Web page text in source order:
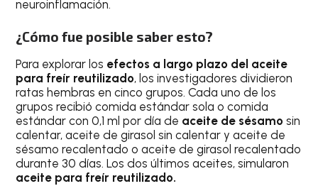
neuroinflamación.
¿Cómo fue posible saber esto?
Para explorar los efectos a largo plazo del aceite
para freír reutilizado, los investigadores dividieron
ratas hembras en cinco grupos. Cada uno de los
grupos recibió comida estándar sola o comida
estándar con 0,1 ml por día de aceite de sésamo sin
calentar, aceite de girasol sin calentar y aceite de
sésamo recalentado o aceite de girasol recalentado
durante 30 días. Los dos últimos aceites, simularon
aceite para freír reutilizado.